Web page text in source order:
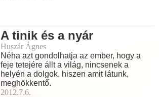
A tinik és a nyár
Huszár Ágnes
Néha azt gondolhatja az ember, hogy a
feje tetejére állt a világ, nincsenek a
helyén a dolgok, hiszen amit látunk,
meghökkentő.
2012.7.6.